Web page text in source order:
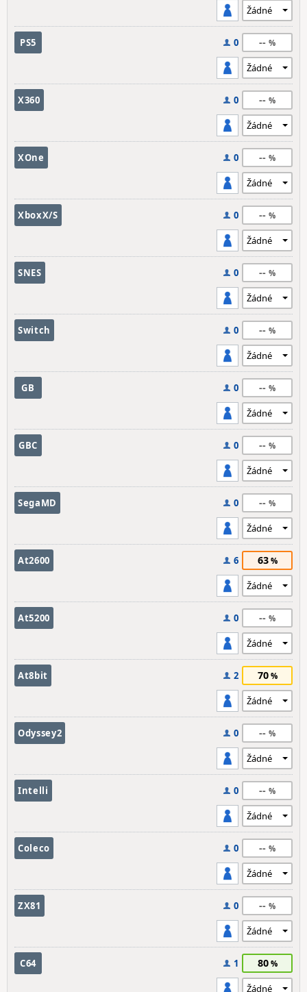
PS5 0 --
X360 0 --
XOne 0 --
XboxX/S 0 --
SNES 0 --
Switch 0 --
GB 0 --
GBC 0 --
SegaMD 0 --
At2600 6 63
At5200 0 --
At8bit 2 70
Odyssey2 0 --
Intelli 0 --
Coleco 0 --
ZX81 0 --
C64 1 80